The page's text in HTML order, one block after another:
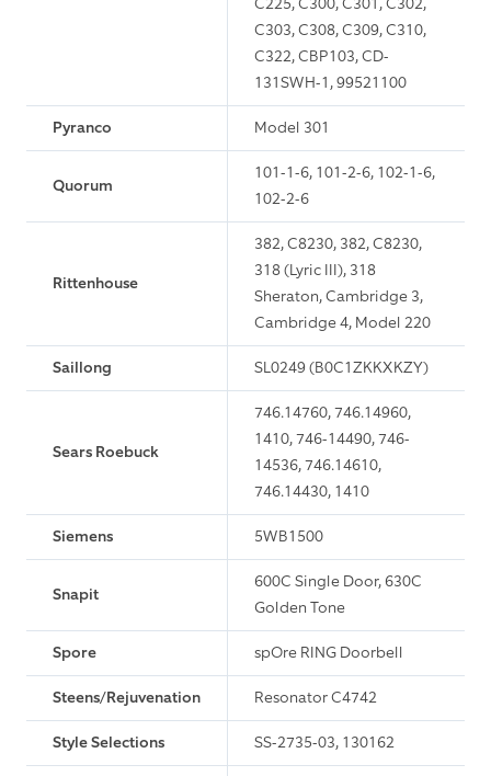
C303, C308, C309, C310,
C322, CBP103, CD-
131SWH-1, 99521100
Pyranco Model 301
Quorum
101-1-6, 101-2-6, 102-1-6,
102-2-6
Rittenhouse
382, C8230, 382, C8230,
318 (Lyric III), 318
Sheraton, Cambridge 3,
Cambridge 4, Model 220
Saillong SL0249 (B0C1ZKKXKZY)
Sears Roebuck
746.14760, 746.14960,
1410, 746-14490, 746-
14536, 746.14610,
746.14430, 1410
Siemens 5WB1500
Snapit
600C Single Door, 630C
Golden Tone
Spore spOre RING Doorbell
Steens/Rejuvenation Resonator C4742
Style Selections SS-2735-03, 130162